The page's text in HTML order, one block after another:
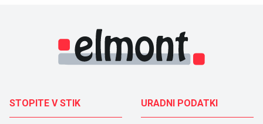
STOPITE V STIK URADNI PODATKI